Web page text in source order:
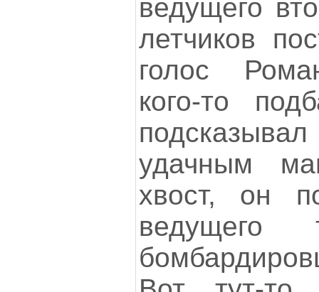
ведущего
летчиков
голос
кого-то
удачным
хвост, он
ведущего